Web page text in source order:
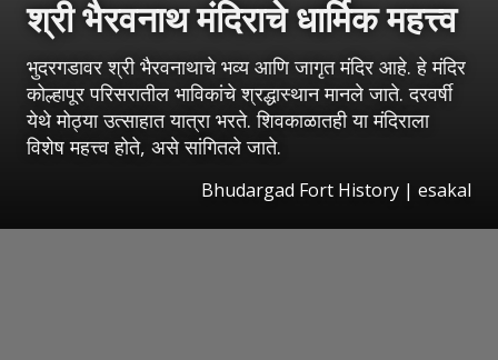
श्री भैरवनाथ मंदिराचे धार्मिक महत्त्व
भुदरगडावर श्री भैरवनाथाचे भव्य आणि जागृत मंदिर आहे. हे मंदिर
कोल्हापूर परिसरातील भाविकांचे श्रद्धास्थान मानले जाते. दरवर्षी
येथे मोठ्या उत्साहात यात्रा भरते. शिवकाळातही या मंदिराला
विशेष महत्त्व होते, असे सांगितले जाते.
Bhudargad Fort History | esakal